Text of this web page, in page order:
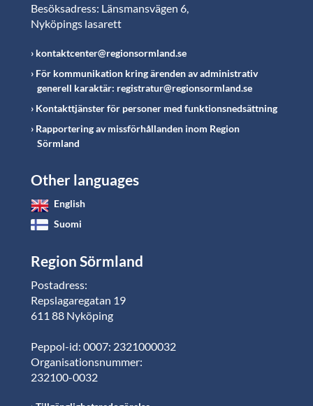
Besöksadress: Länsmansvägen 6,
Nyköpings lasarett
kontaktcenter@regionsormland.se
För kommunikation kring ärenden av administrativ
generell karaktär: registratur@regionsormland.se
Kontakttjänster för personer med funktionsnedsättning
Rapportering av missförhållanden inom Region
Sörmland
Other languages
English
Suomi
Region Sörmland
Postadress:
Repslagaregatan 19
611 88 Nyköping
Peppol-id: 0007: 2321000032
Organisationsnummer:
232100-0032